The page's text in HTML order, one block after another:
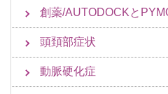
創薬/AUTODOCKと
頭頚部症状
動脈硬化症